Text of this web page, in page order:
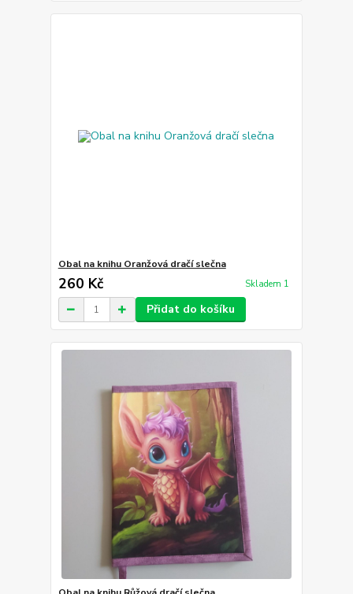
Obal na knihu Oranžová dračí slečna
260 Kč Skladem 1
Přidat do košíku